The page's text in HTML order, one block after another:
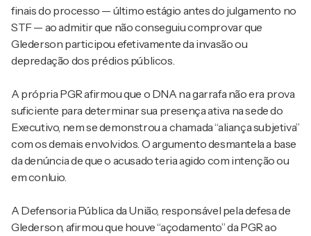
finais do processo — último estágio antes do julgamento no
STF — ao admitir que não conseguiu comprovar que
Glederson participou efetivamente da invasão ou
depredação dos prédios públicos.
A própria PGR afirmou que o DNA na garrafa não era prova
suficiente para determinar sua presença ativa na sede do
Executivo, nem se demonstrou a chamada “aliança subjetiva”
com os demais envolvidos. O argumento desmantela a base
da denúncia de que o acusado teria agido com intenção ou
em conluio.
A Defensoria Pública da União, responsável pela defesa de
Glederson, afirmou que houve “açodamento” da PGR ao